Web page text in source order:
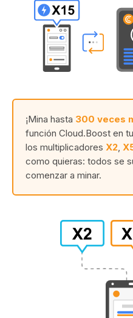
¡Mina hasta 300 veces
función Cloud.Boost en
los multiplicadores X2
como quieras: todos se
comenzar a minar.